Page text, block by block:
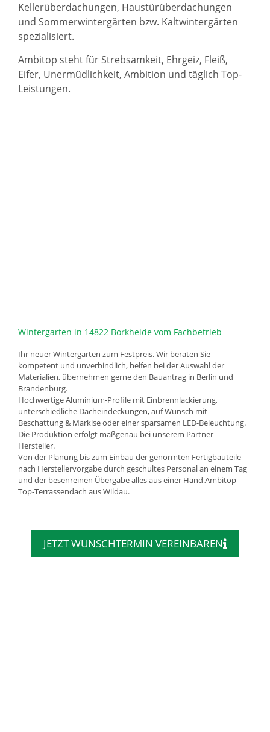
Kellerüberdachungen, Haustürüberdachungen
und Sommerwintergärten bzw. Kaltwintergärten
spezialisiert.
Ambitop steht für Strebsamkeit, Ehrgeiz, Fleiß,
Eifer, Unermüdlichkeit, Ambition und täglich Top-
Leistungen.
Wintergarten in 14822 Borkheide vom Fachbetrieb
Ihr neuer Wintergarten zum Festpreis. Wir beraten Sie
kompetent und unverbindlich, helfen bei der Auswahl der
Materialien, übernehmen gerne den Bauantrag in Berlin und
Brandenburg.
Hochwertige Aluminium-Profile mit Einbrennlackierung,
unterschiedliche Dacheindeckungen, auf Wunsch mit
Beschattung & Markise oder einer sparsamen LED-Beleuchtung.
Die Produktion erfolgt maßgenau bei unserem Partner-
Hersteller.
Von der Planung bis zum Einbau der genormten Fertigbauteile
nach Herstellervorgabe durch geschultes Personal an einem Tag
und der besenreinen Übergabe alles aus einer Hand.Ambitop –
Top-Terrassendach aus Wildau.
JETZT WUNSCHTERMIN VEREINBAREN